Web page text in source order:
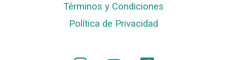
Términos y Condiciones
Política de Privacidad